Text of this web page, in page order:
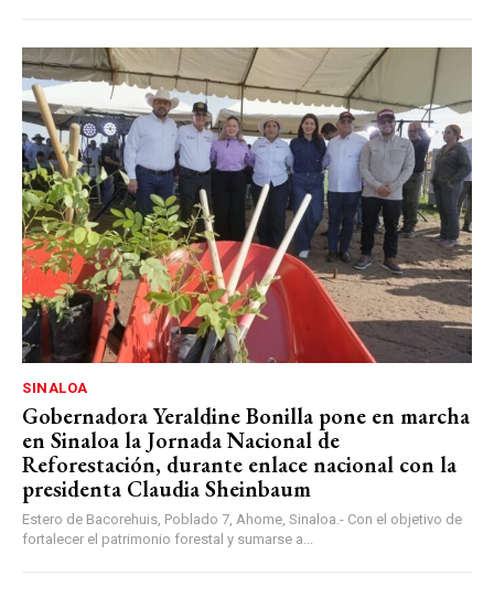
SINALOA
Gobernadora Yeraldine Bonilla pone en marcha
en Sinaloa la Jornada Nacional de
Reforestación, durante enlace nacional con la
presidenta Claudia Sheinbaum
Estero de Bacorehuis, Poblado 7, Ahome, Sinaloa.- Con el objetivo de
fortalecer el patrimonio forestal y sumarse a...